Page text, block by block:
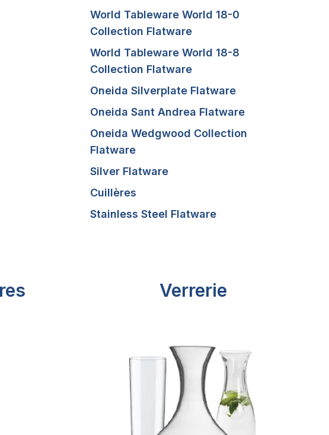
World Tableware World 18-0
Collection Flatware
World Tableware World 18-8
Collection Flatware
Oneida Silverplate Flatware
Oneida Sant Andrea Flatware
Oneida Wedgwood Collection
Flatware
Silver Flatware
Cuillères
Stainless Steel Flatware
Verrerie